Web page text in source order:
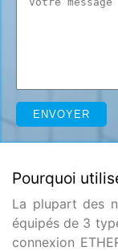
Pourquoi
La plupart des
équipés de 3
connexion